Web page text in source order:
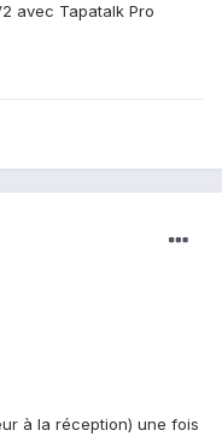
avec Tapatalk Pro
à la réception) une fois